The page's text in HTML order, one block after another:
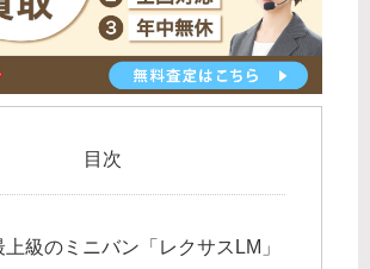
目次
上級のミニバン「レクサスLM」